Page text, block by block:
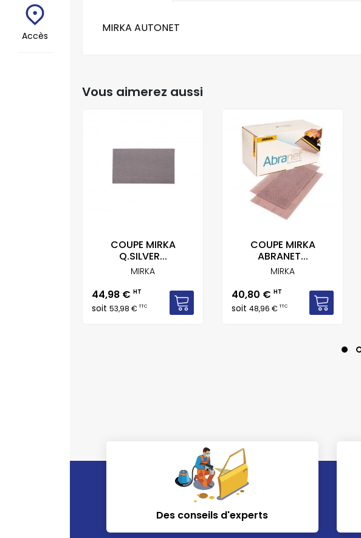
MIRKA AUTONET
Vous aimerez aussi
COUPE MIRKA
Q.SILVER...
MIRKA
Prix
44,98 € HT
soit 53,98 €TTC
COUPE MIRKA
ABRANET...
MIRKA
Prix
40,80 € HT
soit 48,96 €TTC
Des conseils d'experts
Accès